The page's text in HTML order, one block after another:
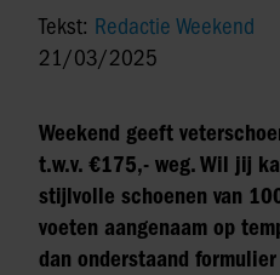
Tekst: Redactie Weekend
21/03/2025
Weekend geeft
t.w.v. €175,- weg. Wil jij
stijlvolle schoenen van
voeten aangenaam op
dan onderstaand